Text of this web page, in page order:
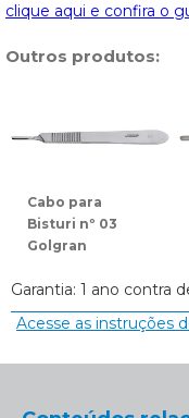
clique aqui e confira o
Outros produtos:
Cabo para
Bisturi nº 03
Golgran
Garantia: 1 ano contra
Acesse as instruções